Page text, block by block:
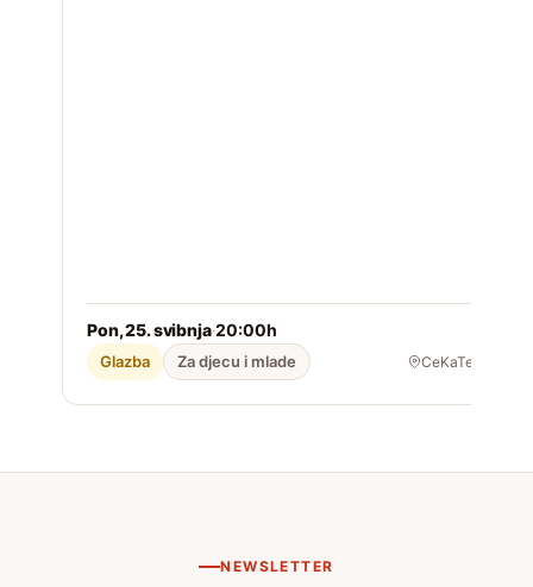
Pon, 25. svibnja·20:00h
Glazba Za djecu i mlade CeKaTe
NEWSLETTER